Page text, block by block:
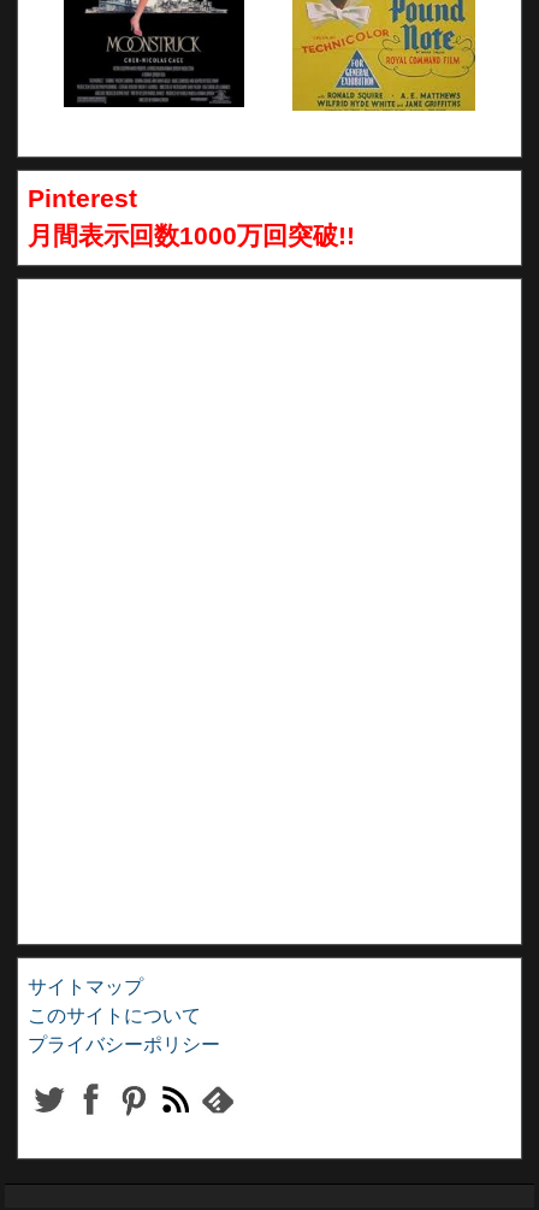
Pinterest
月間表示回数1000万回突破!!
サイトマップ
このサイトについて
プライバシーポリシー